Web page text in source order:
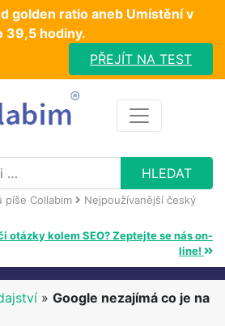
golden ratio aneb Umístění v
39,5 hodiny.
PŘEJÍT NA TEST
píše Collabim
Nejpoužívanější český
otázky kolem SEO? Zeptejte se nás on-
line!
» Google nezajímá co je na